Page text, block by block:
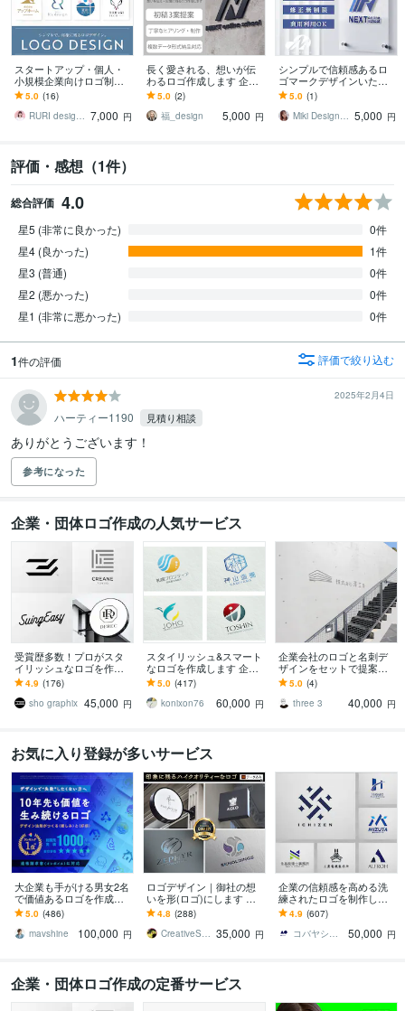
スタートアップ・個人・
小規模企業向けロゴ制作
します 長く大切に使いた
くなるデザインを。
5.0 (16)
RURI design ⌇ ルリデザイン 7,000 円
長く愛される、想いが伝
わるロゴ作成します 企業
理念を反映し、印象に残
る、愛されるロゴを作成
します。
5.0 (2)
福_design
5,000 円
シンプルで信頼感あるロ
ゴマークデザインいたし
ます 想いをカタチにする
デザインをご提案
5.0 (1)
Miki Design Studio 5,000 円
評価・感想（1件）
総合評価 4.0
星5 (非常に良かった)
0件
星4 (良かった)
1件
星3 (普通)
0件
星2 (悪かった)
0件
星1 (非常に悪かった)
0件
1件の評価 評価で絞り込む
2025年2月4日
ハーティー1190 見積り相談
ありがとうございます！
参考になった
企業・団体ロゴ作成の人気サービス
受賞歴多数！プロがスタ
イリッシュなロゴを作成
します 企業／個人実績多
数 想いを丁寧にカタチ
にします
4.9 (176)
sho graphix 45,000 円
スタイリッシュ&スマート
なロゴを作成します 企業
や店舗、サービスのロゴ
をつくります！
5.0 (417)
konixon76
60,000 円
企業会社のロゴと名刺デ
ザインをセットで提案し
ます 会社のロゴマーク
と、それを使っての名刺
デザインのサービスです
5.0 (4)
three 3
40,000 円
お気に入り登録が多いサービス
大企業も手がける男女2名
で価値あるロゴを作成し
ます ランキング1位実績多
数【安心のキャンセル保
証＋著作権譲渡】
5.0 (486)
mavshine
100,000 円
ロゴデザイン｜御社の想
いを形(ロゴ)にします 大
企業のデザイン実績あり
のデザイナーがデザイン
します!!
4.8 (288)
CreativeStudio ISOLA 35,000 円
企業の信頼感を高める洗
練されたロゴを制作しま
す 500件超の実績。想い
を整理し、長く使えるロ
ゴへ設計します
4.9 (607)
コバヤシ タイジ
50,000 円
企業・団体ロゴ作成の定番サービス